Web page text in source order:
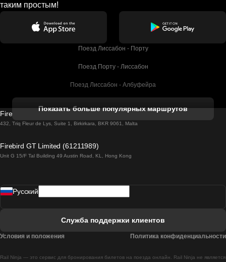
таким простым!
Поезд Лиссабон - Порту
Поезд Порту - Лиссабон
Поезд Лиссабон - Албуфейра
Поезд Лиссабон - Лагос
Поезд Лиссабон - Мадрид
Показать больше популярных маршрутов
Firebird GT Limited (OC 1451)
432, Triq Fleur de Lys, Suite 1, Birkirkara, BKR 9061, Malta
Firebird GT Limited (61211989)
Unit G 15/F Tal Building 49 Austin Road, KL, Hong Kong
Rail Ninja — это сервис для бронирования билетов на поезда онлайн. Rail Ninja не является
Pусский
Служба поддержки клиентов
Условия и положения Политика конфиденциальности